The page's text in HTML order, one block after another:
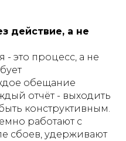
действие, а не
- это процесс, а не
обещание
отчёт - выходить
конструктивным.
работают с
сбоев, удерживают